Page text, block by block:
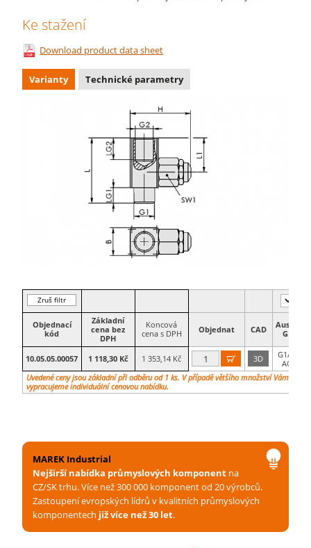
Ke stažení
Download product data sheet
Varianty Technické parametry
Zruš filtr
Objednací
kód
Základní
cena bez
DPH
Koncová
cena s DPH
Objednat CAD
Ausw-
G1
10.05.05.00057 1 118,30 Kč 1 353,14 Kč  3D
G1/4-
AG
Uvedené ceny jsou základní při odběru od 1 ks. V případě většího množství Vám
vypracujeme individuální cenovou nabídku.
MAREK Industrial
Nejširší nabídka průmyslových komponent na
CZ/SK trhu. Více než 300 000 komponent od 20 výrobců.
Zastoupení evropských lídrů v kvalitních průmyslových
komponentech již více než 30 let.